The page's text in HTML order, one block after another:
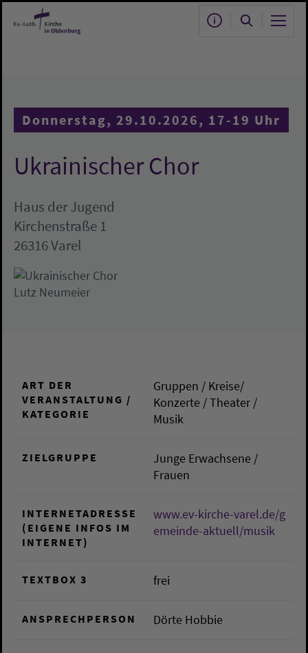
Zum Hauptinhalt springen
Ukrainischer Chor
Donnerstag, 29.10.2026, 17-19 Uhr
Haus der Jugend
Kirchenstraße 1
26316 Varel
Lutz Neumeier
ART DER
VERANSTALTUNG /
KATEGORIE
Gruppen / Kreise/
Konzerte / Theater /
Musik
ZIELGRUPPE
Junge Erwachsene /
Frauen
INTERNETADRESSE
(EIGENE INFOS IM
INTERNET)
www.ev-kirche-varel.de/g
emeinde-aktuell/musik
TEXTBOX 3 frei
ANSPRECHPERSON Dörte Hobbie